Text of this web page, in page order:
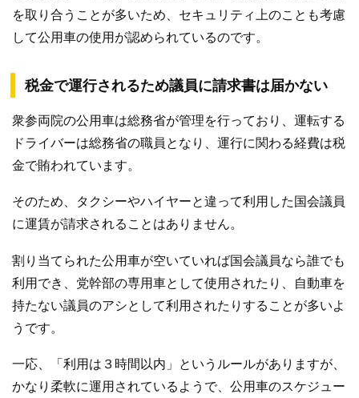
を取り合うことが多いため、セキュリティ上のことも考慮
して公用車の使用が認められているのです。
税金で運行されるため議員に請求書は届かない
衆参両院の公用車は総務省が管理を行っており、運転する
ドライバーは総務省の職員となり、運行に関わる経費は税
金で賄われています。
そのため、タクシーやハイヤーと違って利用した国会議員
に運賃が請求されることはありません。
割り当てられた公用車が空いていれば国会議員なら誰でも
利用でき、党幹部の専用車として使用されたり、自動車を
持たない議員のアシとして利用されたりすることが多いよ
うです。
一応、「利用は３時間以内」というルールがありますが、
かなり柔軟に運用されているようで、公用車のスケジュー